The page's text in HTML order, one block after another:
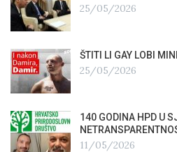
25/05/2026
ŠTITI LI GAY LOBI
25/05/2026
140 GODINA HPD U
11/05/2026